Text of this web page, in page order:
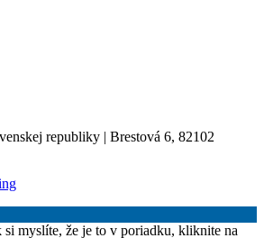
republiky | Brestová 6, 82102
si myslíte, že je to v poriadku, kliknite na